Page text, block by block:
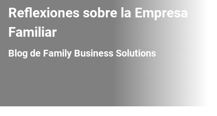
Reflexiones sobre la Empresa
Familiar
Blog de Family Business Solutions